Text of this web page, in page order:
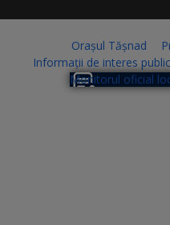
Orașul Tășnad
Informații de interes public
Monitorul oficial